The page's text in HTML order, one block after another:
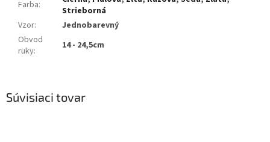
Súvisiaci tovar
Farba:
Strieborná
Vzor:
Jednobarevný
Obvod
ruky: 14 - 24,5cm